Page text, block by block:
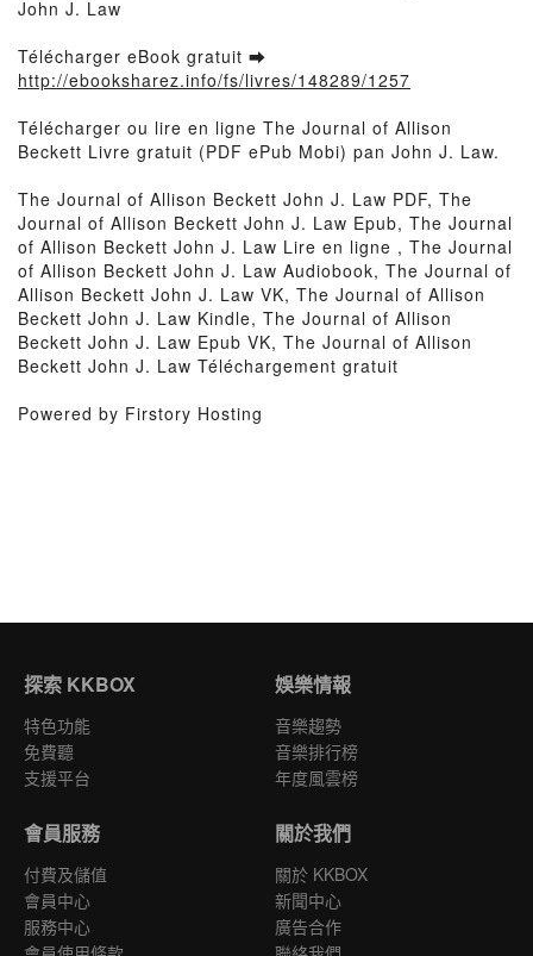
John J. Law
Télécharger eBook gratuit ➡
http://ebooksharez.info/fs/livres/148289/1257
Télécharger ou lire en ligne The Journal of Allison
Beckett Livre gratuit (PDF ePub Mobi) pan John J. Law.
The Journal of Allison Beckett John J. Law PDF, The
Journal of Allison Beckett John J. Law Epub, The Journal
of Allison Beckett John J. Law Lire en ligne , The Journal
of Allison Beckett John J. Law Audiobook, The Journal of
Allison Beckett John J. Law VK, The Journal of Allison
Beckett John J. Law Kindle, The Journal of Allison
Beckett John J. Law Epub VK, The Journal of Allison
Beckett John J. Law Téléchargement gratuit
Powered by Firstory Hosting
探索 KKBOX
特色功能
免費聽
支援平台
娛樂情報
音樂趨勢
音樂排行榜
年度風雲榜
會員服務
付費及儲值
會員中心
服務中心
關於我們
關於 KKBOX
新聞中心
廣告合作